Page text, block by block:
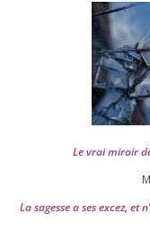
Le vrai miroir
La sagesse a ses excez,